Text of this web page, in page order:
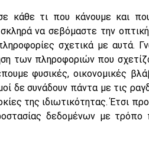
κάθε τι που κάνουμε και
να σεβόμαστε την
σχετικά με αυτά.
των πληροφοριών που
φυσικές, οικονομικές
δε συνάδουν πάντα με τις
της ιδιωτικότητας. Έτσι
δεδομένων με τρόπο